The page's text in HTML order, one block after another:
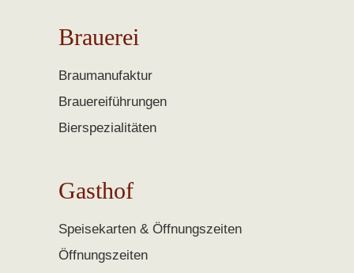
Brauerei
Braumanufaktur
Brauereiführungen
Bierspezialitäten
Gasthof
Speisekarten & Öffnungszeiten
Öffnungszeiten